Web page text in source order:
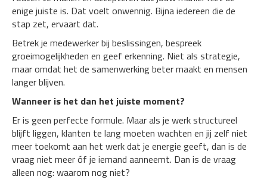
enige juiste is. Dat voelt onwennig. Bijna iedereen die de
stap zet, ervaart dat.
Betrek je medewerker bij beslissingen, bespreek
groeimogelijkheden en geef erkenning. Niet als strategie,
maar omdat het de samenwerking beter maakt en mensen
langer blijven.
Wanneer is het dan het juiste moment?
Er is geen perfecte formule. Maar als je werk structureel
blijft liggen, klanten te lang moeten wachten en jij zelf niet
meer toekomt aan het werk dat je energie geeft, dan is de
vraag niet meer óf je iemand aanneemt. Dan is de vraag
alleen nog: waarom nog niet?